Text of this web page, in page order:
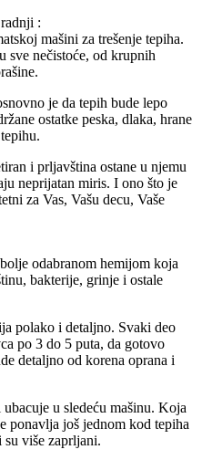
:
mašini za trešenje tepiha.
sve nečistoće, od krupnih
je da tepih bude lepo
ostatke peska, dlaka, hrane
i prljavština ostane u njemu
neprijatan miris. I ono što je
za Vas, Vašu decu, Vaše
odabranom hemijom koja
bakterije, grinje i ostale
polako i detaljno. Svaki deo
po 3 do 5 puta, da gotovo
detaljno od korena oprana i
u sledeću mašinu. Koja
ponavlja još jednom kod tepiha
više zaprljani.